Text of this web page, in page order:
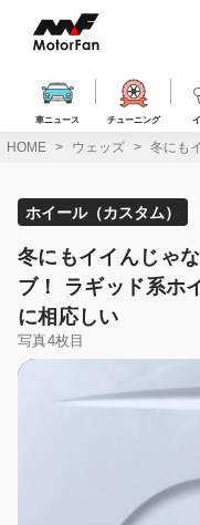
ス
車ニュース チューニング
HOME ウェッズ 冬にも
ホイール（カスタム）
冬にもイイんじゃ
ブ！ ラギッド系ホ
に相応しい
写真4枚目